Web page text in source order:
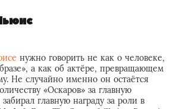
нужно говорить не как о человеке,
а как об актёре, превращающем
Не случайно именно он остаётся
«Оскаров» за главную
главную награду за роли в